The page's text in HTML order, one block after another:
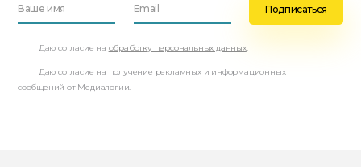
Даю согласие на обработку персональных данных.
Даю согласие на получение рекламных и информационных
сообщений от Медиалогии.